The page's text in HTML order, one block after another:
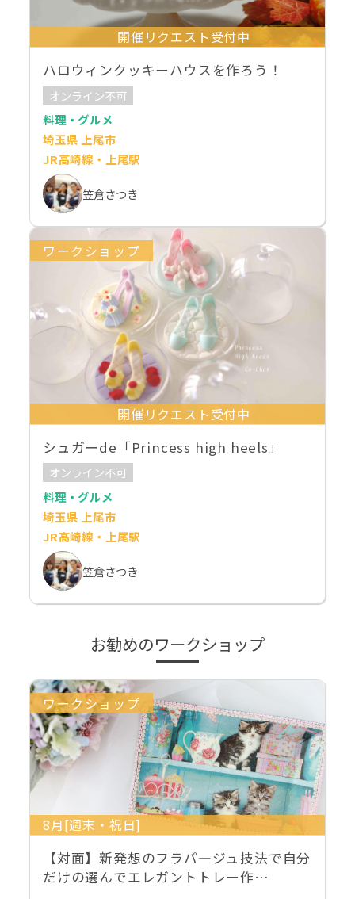
開催リクエスト受付中
ハロウィンクッキーハウスを作ろう！
オンライン不可
料理・グルメ
埼玉県 上尾市
JR高崎線・上尾駅
笠倉さつき
ワークショップ
開催リクエスト受付中
シュガーde「Princess high heels」
オンライン不可
料理・グルメ
埼玉県 上尾市
JR高崎線・上尾駅
笠倉さつき
お勧めのワークショップ
ワークショップ
8月[週末・祝日]
【対面】新発想のフラパ―ジュ技法で自分
だけの選んでエレガントトレー作…